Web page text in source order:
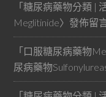
「糖尿病藥物分類 |
Meglitinide〉發佈留
「 口服糖尿病藥物
尿病藥物